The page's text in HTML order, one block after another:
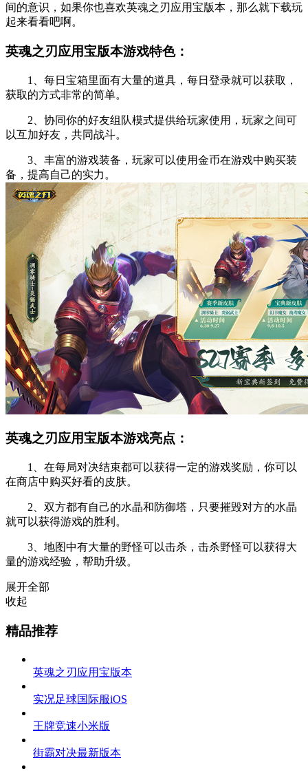
间的意识，如果你也喜欢英魂之刃应用宝版本，那么就下载玩
起来看看吧啊。
英魂之刃应用宝版本游戏特色：
1、每日宝箱里面有大量的道具，每日登录就可以获取，
获取的方式非常的简单。
2、协同你的好友组队模式提供给玩家使用，玩家之间可
以互加好友，共同战斗。
3、丰富的游戏装备，玩家可以使用金币在游戏中购买装
备，提高自己的实力。
英魂之刃应用宝版本游戏亮点：
1、在每局对决结束都可以获得一定的游戏奖励，你可以
在商店中购买好看的皮肤。
2、双方都有自己的水晶和防御塔，只要摧毁对方的水晶
就可以获得游戏的胜利。
3、地图中有大量的野怪可以击杀，击杀野怪可以获得大
量的游戏经验，帮助升级。
展开全部
收起
精品推荐
英魂之刃应用宝版本
实况足球国际服iOS
王牌竞速小米版
街霸对决最新版本